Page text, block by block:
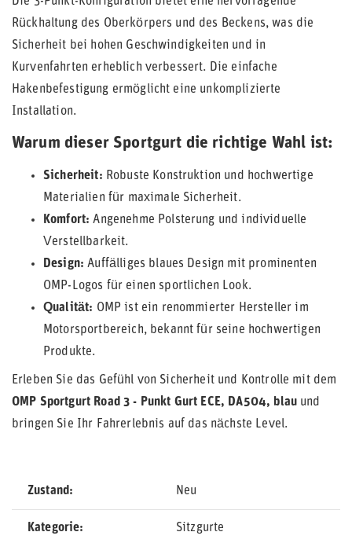
Rückhaltung des Oberkörpers und des Beckens, was die
Sicherheit bei hohen Geschwindigkeiten und in
Kurvenfahrten erheblich verbessert. Die einfache
Hakenbefestigung ermöglicht eine unkomplizierte
Installation.
Warum dieser Sportgurt die richtige Wahl ist:
Sicherheit: Robuste Konstruktion und hochwertige
Materialien für maximale Sicherheit.
Komfort: Angenehme Polsterung und individuelle
Verstellbarkeit.
Design: Auffälliges blaues Design mit prominenten
OMP-Logos für einen sportlichen Look.
Qualität: OMP ist ein renommierter Hersteller im
Motorsportbereich, bekannt für seine hochwertigen
Produkte.
Erleben Sie das Gefühl von Sicherheit und Kontrolle mit dem
OMP Sportgurt Road 3 - Punkt Gurt ECE, DA504, blau und
bringen Sie Ihr Fahrerlebnis auf das nächste Level.
Zustand Neu
Kategorie Sitzgurte